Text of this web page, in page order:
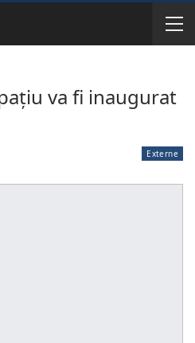
va fi inaugurat
Externe